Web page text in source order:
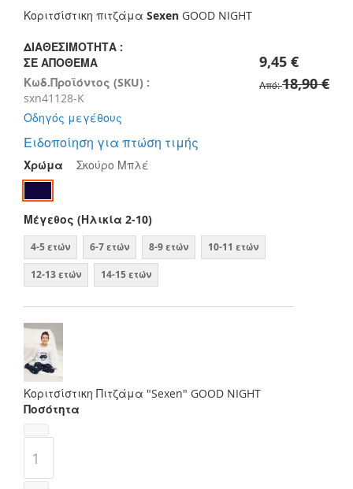
the
gallery
Κοριτσίστικη πιτζάμα Sexen GOOD NIGHT
ΔΙΑΘΕΣΙΜΌΤΗΤΑ :
ΣΕ ΑΠΌΘΕΜΑ
Κωδ.Προϊόντος (SKU) :
sxn41128-K
Οδηγός μεγέθους
9,45 €
Από 18,90 €
Ειδοποίηση για πτώση τιμής
Χρώμα Σκούρο Μπλέ
Μέγεθος (Ηλικία 2-10)
4-5 ετών 6-7 ετών 8-9 ετών 10-11 ετών
12-13 ετών 14-15 ετών
Κοριτσίστικη Πιτζάμα "Sexen" GOOD NIGHT
Ποσότητα